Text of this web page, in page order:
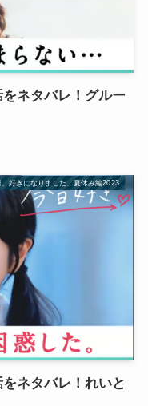
をネタバレ！グルー
、好きになりました。夏休み編2023
をネタバレ！れいと